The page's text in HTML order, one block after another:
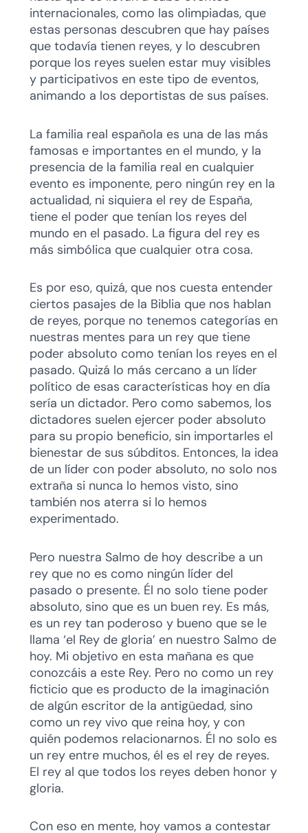
internacionales, como las olimpiadas, que
estas personas descubren que hay países
que todavía tienen reyes, y lo descubren
porque los reyes suelen estar muy visibles
y participativos en este tipo de eventos,
animando a los deportistas de sus países.
La familia real española es una de las más
famosas e importantes en el mundo, y la
presencia de la familia real en cualquier
evento es imponente, pero ningún rey en la
actualidad, ni siquiera el rey de España,
tiene el poder que tenían los reyes del
mundo en el pasado. La figura del rey es
más simbólica que cualquier otra cosa.
Es por eso, quizá, que nos cuesta entender
ciertos pasajes de la Biblia que nos hablan
de reyes, porque no tenemos categorías en
nuestras mentes para un rey que tiene
poder absoluto como tenían los reyes en el
pasado. Quizá lo más cercano a un líder
político de esas características hoy en día
sería un dictador. Pero como sabemos, los
dictadores suelen ejercer poder absoluto
para su propio beneficio, sin importarles el
bienestar de sus súbditos. Entonces, la idea
de un líder con poder absoluto, no solo nos
extraña si nunca lo hemos visto, sino
también nos aterra si lo hemos
experimentado.
Pero nuestra Salmo de hoy describe a un
rey que no es como ningún líder del
pasado o presente. Él no solo tiene poder
absoluto, sino que es un buen rey. Es más,
es un rey tan poderoso y bueno que se le
llama ‘el Rey de gloria’ en nuestro Salmo de
hoy. Mi objetivo en esta mañana es que
conozcáis a este Rey. Pero no como un rey
ficticio que es producto de la imaginación
de algún escritor de la antigüedad, sino
como un rey vivo que reina hoy, y con
quién podemos relacionarnos. Él no solo es
un rey entre muchos, él es el rey de reyes.
El rey al que todos los reyes deben honor y
gloria.
Con eso en mente, hoy vamos a contestar